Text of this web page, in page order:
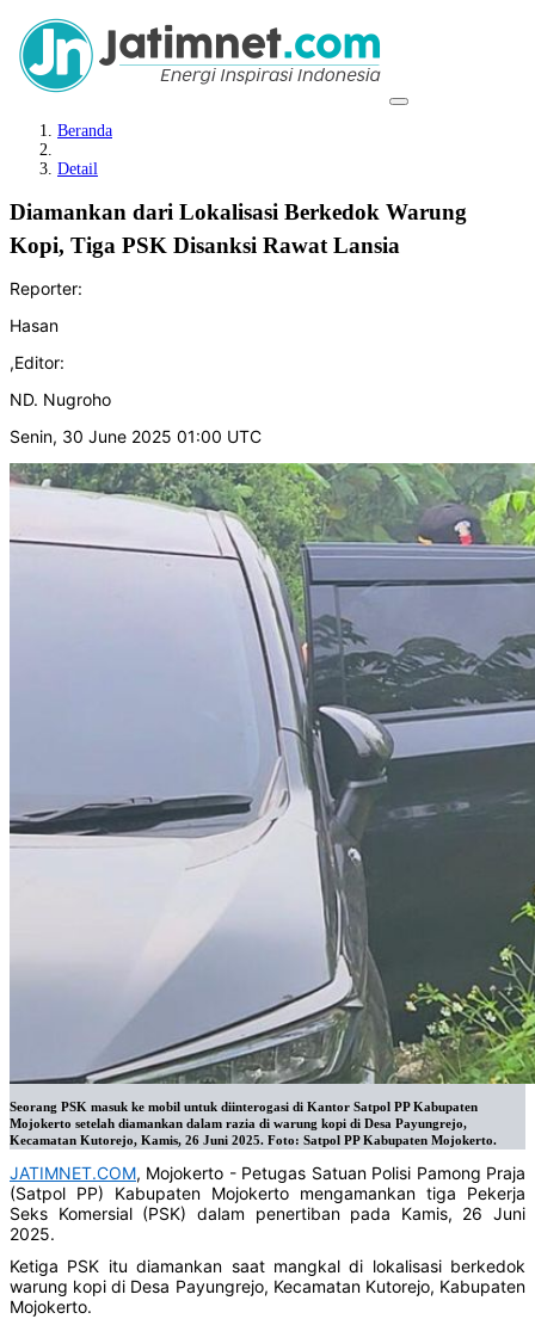
Beranda
Detail
Diamankan dari Lokalisasi Berkedok Warung
Kopi, Tiga PSK Disanksi Rawat Lansia
Reporter:
Hasan
,Editor:
ND. Nugroho
Senin, 30 June 2025 01:00 UTC
Seorang PSK masuk ke mobil untuk diinterogasi di Kantor Satpol PP Kabupaten
Mojokerto setelah diamankan dalam razia di warung kopi di Desa Payungrejo,
Kecamatan Kutorejo, Kamis, 26 Juni 2025. Foto: Satpol PP Kabupaten Mojokerto.
JATIMNET.COM, Mojokerto - Petugas Satuan Polisi Pamong Praja
(Satpol PP) Kabupaten Mojokerto mengamankan tiga Pekerja
Seks Komersial (PSK) dalam penertiban pada Kamis, 26 Juni
2025.
Ketiga PSK itu diamankan saat mangkal di lokalisasi berkedok
warung kopi di Desa Payungrejo, Kecamatan Kutorejo, Kabupaten
Mojokerto.